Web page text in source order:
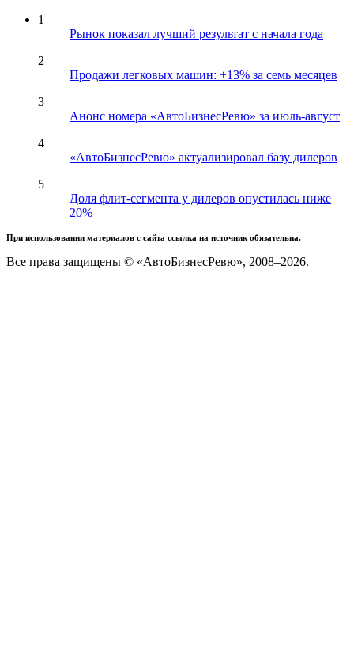
1
Рынок показал лучший результат с начала года
2
Продажи легковых машин: +13% за семь месяцев
3
Анонс номера «АвтоБизнесРевю» за июль-август
4
«АвтоБизнесРевю» актуализировал базу дилеров
5
Доля флит-сегмента у дилеров опустилась ниже
20%
При использовании материалов с сайта ссылка на источник обязательна.
Все права защищены © «АвтоБизнесРевю», 2008–2026.